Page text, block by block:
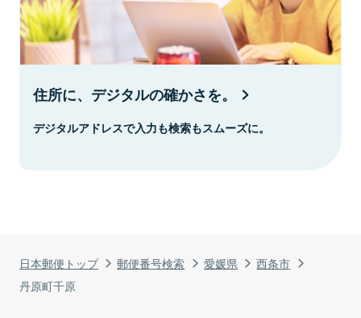
日本郵便トップ 郵便番号検索 愛媛県
西条市
丹原町千原
住所に、デジタルの確かさを。
デジタルアドレスで入力も検索もスムーズに。